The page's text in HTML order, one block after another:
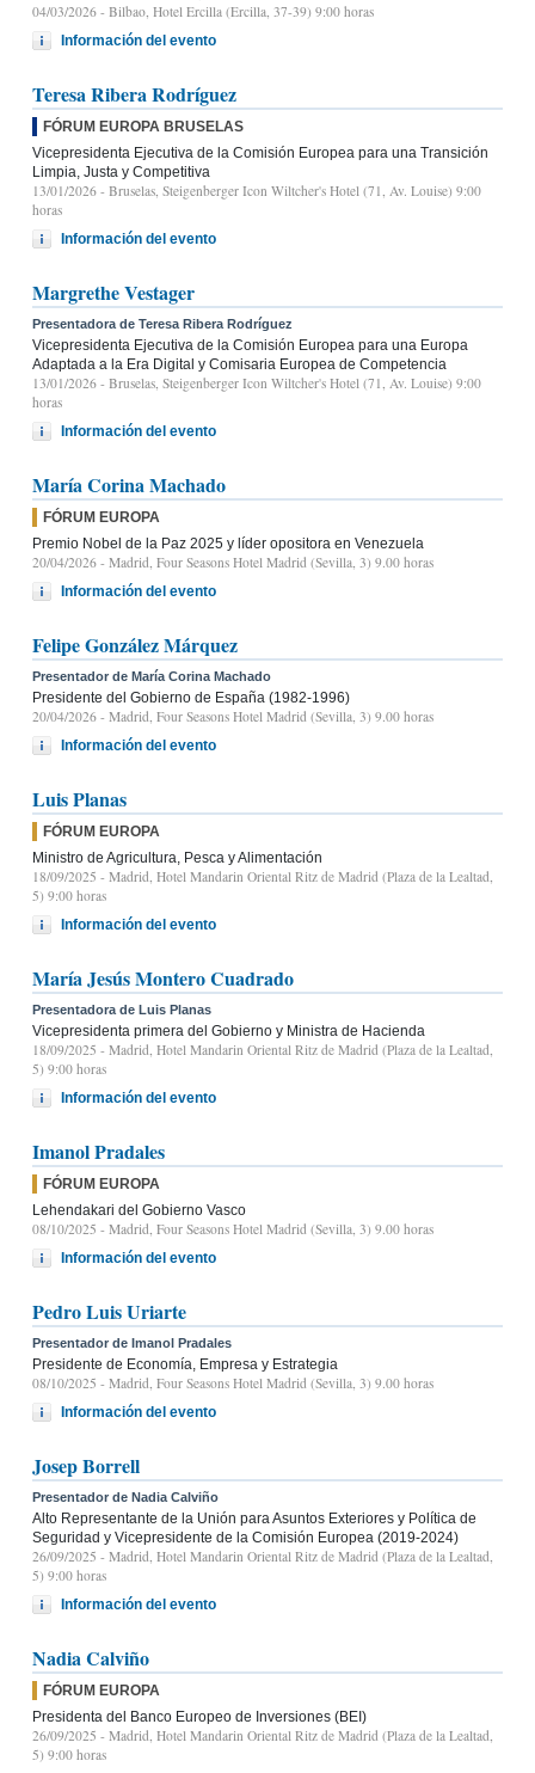
04/03/2026 - Bilbao, Hotel Ercilla (Ercilla, 37-39) 9:00 horas
Información del evento
Teresa Ribera Rodríguez
FÓRUM EUROPA BRUSELAS
Vicepresidenta Ejecutiva de la Comisión Europea para una Transición
Limpia, Justa y Competitiva
13/01/2026 - Bruselas, Steigenberger Icon Wiltcher's Hotel (71, Av. Louise) 9:00
horas
Información del evento
Margrethe Vestager
Presentadora de Teresa Ribera Rodríguez
Vicepresidenta Ejecutiva de la Comisión Europea para una Europa
Adaptada a la Era Digital y Comisaria Europea de Competencia
13/01/2026 - Bruselas, Steigenberger Icon Wiltcher's Hotel (71, Av. Louise) 9:00
horas
Información del evento
María Corina Machado
FÓRUM EUROPA
Premio Nobel de la Paz 2025 y líder opositora en Venezuela
20/04/2026 - Madrid, Four Seasons Hotel Madrid (Sevilla, 3) 9.00 horas
Información del evento
Felipe González Márquez
Presentador de María Corina Machado
Presidente del Gobierno de España (1982-1996)
20/04/2026 - Madrid, Four Seasons Hotel Madrid (Sevilla, 3) 9.00 horas
Información del evento
Luis Planas
FÓRUM EUROPA
Ministro de Agricultura, Pesca y Alimentación
18/09/2025 - Madrid, Hotel Mandarin Oriental Ritz de Madrid (Plaza de la Lealtad,
5) 9:00 horas
Información del evento
María Jesús Montero Cuadrado
Presentadora de Luis Planas
Vicepresidenta primera del Gobierno y Ministra de Hacienda
18/09/2025 - Madrid, Hotel Mandarin Oriental Ritz de Madrid (Plaza de la Lealtad,
5) 9:00 horas
Información del evento
Imanol Pradales
FÓRUM EUROPA
Lehendakari del Gobierno Vasco
08/10/2025 - Madrid, Four Seasons Hotel Madrid (Sevilla, 3) 9.00 horas
Información del evento
Pedro Luis Uriarte
Presentador de Imanol Pradales
Presidente de Economía, Empresa y Estrategia
08/10/2025 - Madrid, Four Seasons Hotel Madrid (Sevilla, 3) 9.00 horas
Información del evento
Josep Borrell
Presentador de Nadia Calviño
Alto Representante de la Unión para Asuntos Exteriores y Política de
Seguridad y Vicepresidente de la Comisión Europea (2019-2024)
26/09/2025 - Madrid, Hotel Mandarin Oriental Ritz de Madrid (Plaza de la Lealtad,
5) 9:00 horas
Información del evento
Nadia Calviño
FÓRUM EUROPA
Presidenta del Banco Europeo de Inversiones (BEI)
26/09/2025 - Madrid, Hotel Mandarin Oriental Ritz de Madrid (Plaza de la Lealtad,
5) 9:00 horas